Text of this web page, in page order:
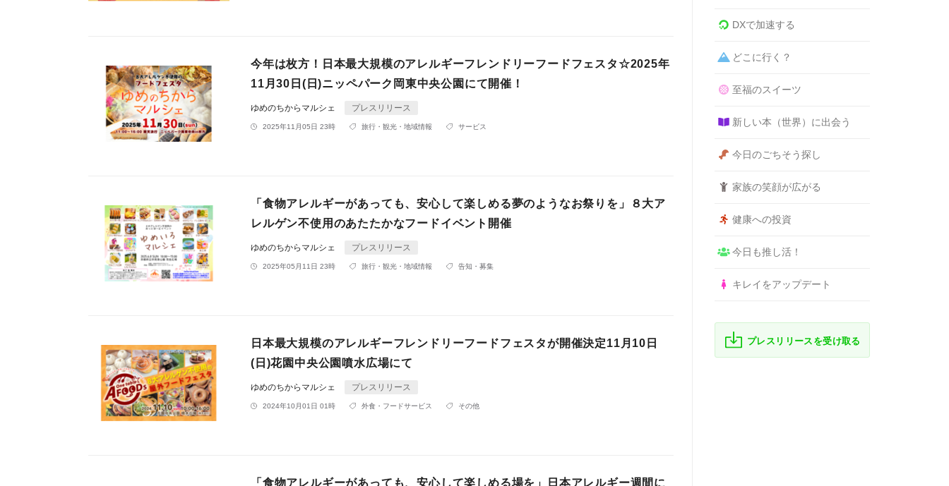
今年は枚方！日本最大規模のアレルギーフレンドリーフードフェスタ☆2025年
11月30日(日)ニッペパーク岡東中央公園にて開催！
ゆめのちからマルシェ プレスリリース
2025年11月05日 23時 旅行・観光・地域情報 サービス
「食物アレルギーがあっても、安心して楽しめる夢のようなお祭りを」８大ア
レルゲン不使用のあたたかなフードイベント開催
ゆめのちからマルシェ プレスリリース
2025年05月11日 23時 旅行・観光・地域情報 告知・募集
日本最大規模のアレルギーフレンドリーフードフェスタが開催決定11月10日
(日)花園中央公園噴水広場にて
ゆめのちからマルシェ プレスリリース
2024年10月01日 01時 外食・フードサービス その他
「食物アレルギーがあっても、安心して楽しめる場を」日本アレルギー週間に
DXで加速する
どこに行く？
至福のスイーツ
新しい本（世界）に出会う
今日のごちそう探し
家族の笑顔が広がる
健康への投資
今日も推し活！
キレイをアップデート
プレスリリースを受け取る